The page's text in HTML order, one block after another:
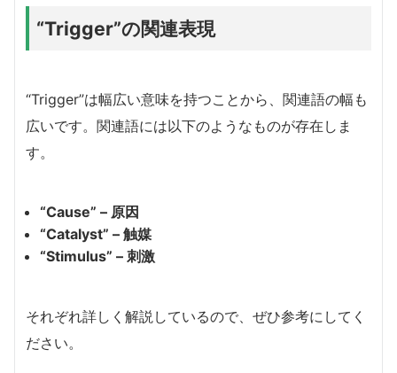
“Trigger”の関連表現
“Trigger”は幅広い意味を持つことから、関連語の幅も
広いです。関連語には以下のようなものが存在しま
す。
“Cause” – 原因
“Catalyst” – 触媒
“Stimulus” – 刺激
それぞれ詳しく解説しているので、ぜひ参考にしてく
ださい。